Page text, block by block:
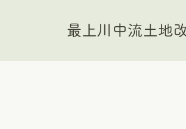
最上川中流土地